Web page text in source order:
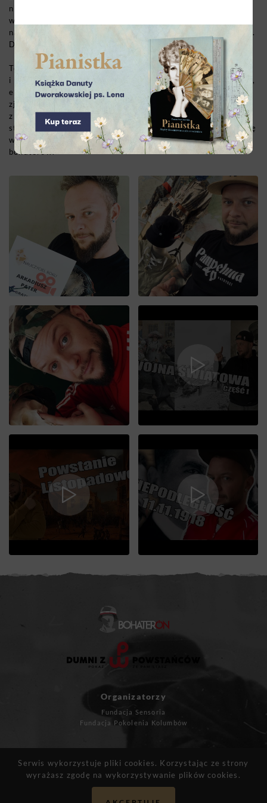
Serwis wykorzystuje pliki cookies. Korzystając ze strony
wyrażasz zgodę na wykorzystywanie plików cookies.
nieznane wątki historii lokalnej. Filmy są pokazywane
w szkołach,
na DVD oraz ogólnodostępne w mediach społecznościowych.
Do tej pory filmy obejrzało ponad 2 mln osób.
To nauczyciel z pasją i pomysłem na nauczanie. Odkrywa
i
przekazuje historię tak, by wywoływała ona zaciekawienie,
emocje i radość. Dzięki takiemu podejściu udaje mu się
zjednywać młodzież, pobudzać do zgłębiania zagadnień
z historii ponad podstawę programową. Dzięki jego
staraniom młodzi ludzie startują w olimpiadach, angażują się
w działalność grup rekonstrukcyjnych czy w pomoc dla
bohaterów.
Organizatorzy
Fundacja Sensoria
Fundacja Pokolenia Kolumbów
kontakt@bohateron.pl